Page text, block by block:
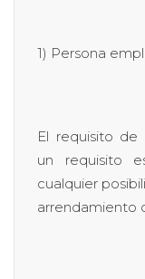
1) Persona
El requisito de
un requisito
cualquier
arrendamiento